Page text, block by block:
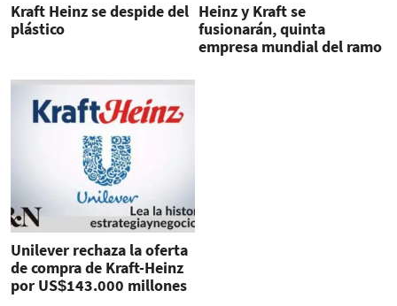
Kraft Heinz se despide del
plástico
Heinz y Kraft se
fusionarán, quinta
empresa mundial del ramo
Unilever rechaza la oferta
de compra de Kraft-Heinz
por US$143.000 millones